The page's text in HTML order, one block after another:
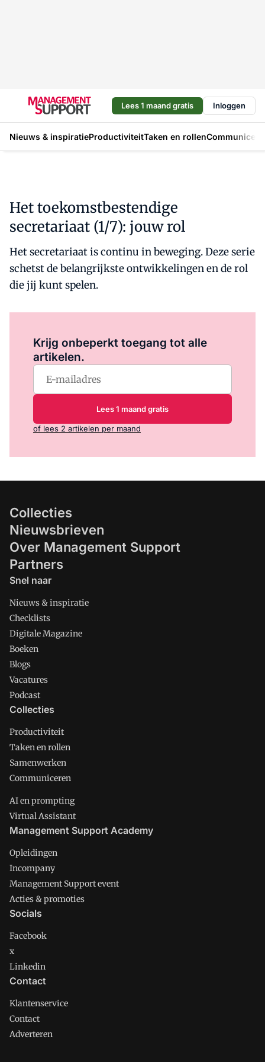
Lees 1 maand gratis Inloggen
Nieuws & inspiratieProductiviteitTaken en rollen
Het toekomstbestendige
secretariaat (1/7): jouw rol
Het secretariaat is continu in beweging. Deze serie
schetst de belangrijkste ontwikkelingen en de rol
die jij kunt spelen.
Krijg onbeperkt toegang tot alle
artikelen.
Lees 1 maand gratis
of lees 2 artikelen per maand
Collecties
Nieuwsbrieven
Over Management Support
Partners
Snel naar
Nieuws & inspiratie
Checklists
Digitale Magazine
Boeken
Blogs
Vacatures
Podcast
Collecties
Productiviteit
Taken en rollen
Samenwerken
Communiceren
AI en prompting
Virtual Assistant
Management Support Academy
Opleidingen
Incompany
Management Support event
Acties & promoties
Socials
Facebook
x
Linkedin
Contact
Klantenservice
Contact
Adverteren